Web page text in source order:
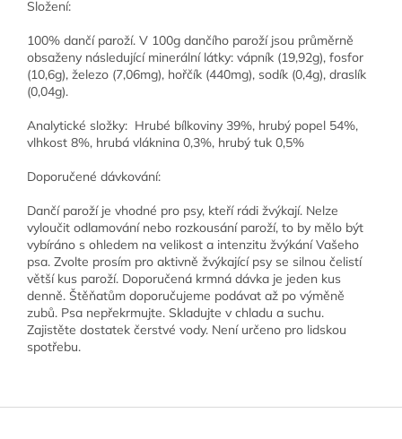
Složení:
100% dančí paroží. V 100g dančího paroží jsou průměrně
obsaženy následující minerální látky: vápník (19,92g), fosfor
(10,6g), železo (7,06mg), hořčík (440mg), sodík (0,4g), draslík
(0,04g).
Analytické složky: Hrubé bílkoviny 39%, hrubý popel 54%,
vlhkost 8%, hrubá vláknina 0,3%, hrubý tuk 0,5%
Doporučené dávkování:
Dančí paroží je vhodné pro psy, kteří rádi žvýkají. Nelze
vyloučit odlamování nebo rozkousání paroží, to by mělo být
vybíráno s ohledem na velikost a intenzitu žvýkání Vašeho
psa. Zvolte prosím pro aktivně žvýkající psy se silnou čelistí
větší kus paroží. Doporučená krmná dávka je jeden kus
denně. Štěňatům doporučujeme podávat až po výměně
zubů. Psa nepřekrmujte. Skladujte v chladu a suchu.
Zajistěte dostatek čerstvé vody. Není určeno pro lidskou
spotřebu.